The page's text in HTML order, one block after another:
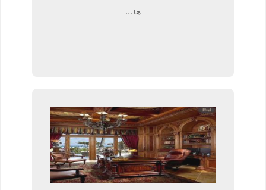
ها ...